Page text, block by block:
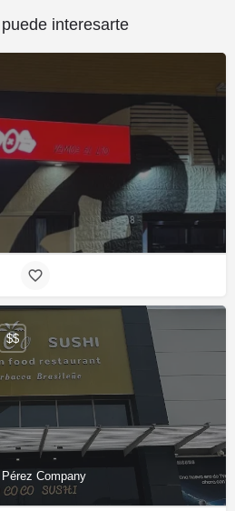
interesarte
Company
$$